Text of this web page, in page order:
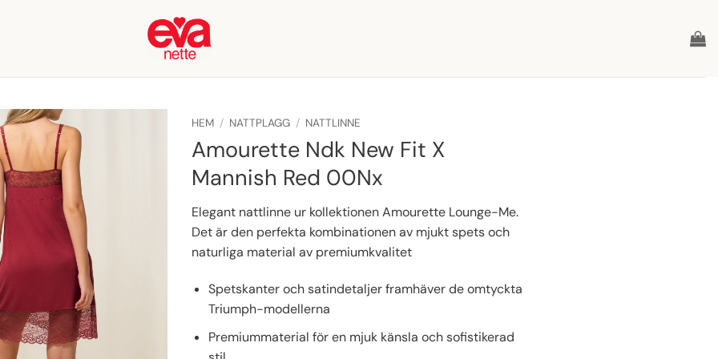
HEM / NATTPLAGG / NATTLINNE
Amourette Ndk New Fit X
Mannish Red 00Nx
Elegant nattlinne ur kollektionen Amourette Lounge-Me.
Det är den perfekta kombinationen av mjukt spets och
naturliga material av premiumkvalitet
Spetskanter och satindetaljer framhäver de omtyckta
Triumph-modellerna
Premiummaterial för en mjuk känsla och sofistikerad